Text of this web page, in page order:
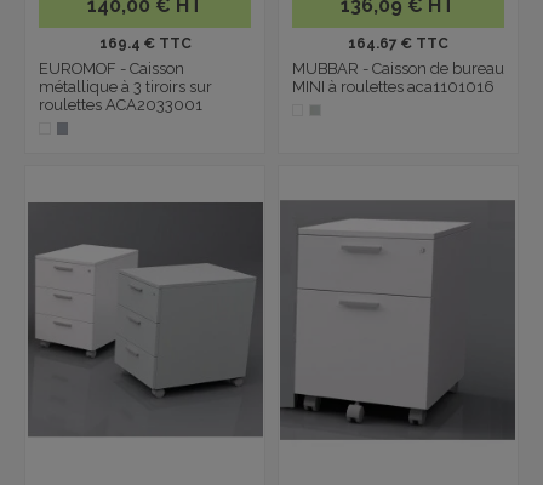
140,00 € HT
169.4 € TTC
EUROMOF - Caisson
métallique à 3 tiroirs sur
roulettes ACA2033001
136,09 € HT
164.67 € TTC
MUBBAR - Caisson de bureau
MINI à roulettes aca1101016